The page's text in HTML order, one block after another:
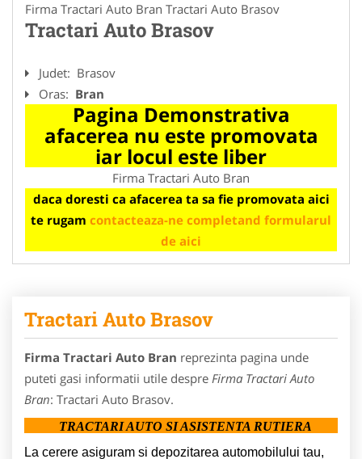
Firma Tractari Auto Bran Tractari Auto Brasov
Tractari Auto Brasov
Judet: Brasov
Oras: Bran
Pagina Demonstrativa
afacerea nu este promovata
iar locul este liber
Firma Tractari Auto Bran
daca doresti ca afacerea ta sa fie promovata aici
te rugam contacteaza-ne completand formularul
de aici
Tractari Auto Brasov
Firma Tractari Auto Bran reprezinta pagina unde
puteti gasi informatii utile despre Firma Tractari Auto
Bran: Tractari Auto Brasov.
TRACTARI AUTO SI ASISTENTA RUTIERA
La cerere asiguram si depozitarea automobilului tau,